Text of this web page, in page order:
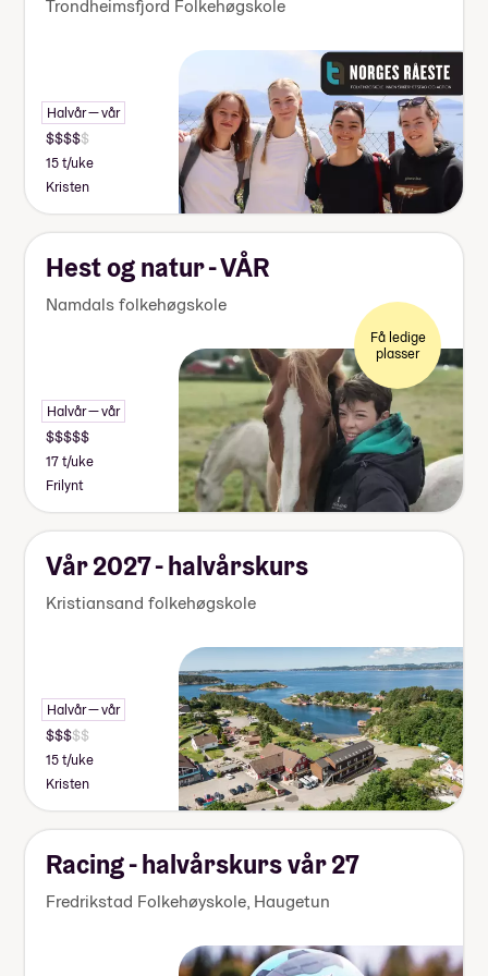
Trondheimsfjord Folkehøgskole
Halvår — vår
15 t/uke
Kristen
Hest og natur - VÅR
Namdals folkehøgskole
Få ledige
plasser
Halvår — vår
17 t/uke
Frilynt
Vår 2027 - halvårskurs
Kristiansand folkehøgskole
Halvår — vår
15 t/uke
Kristen
Racing - halvårskurs vår 27
Fredrikstad Folkehøyskole, Haugetun